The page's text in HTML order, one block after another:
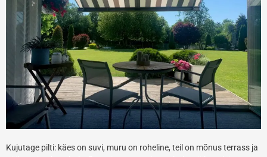
Kujutage pilti: käes on suvi, muru on roheline, teil on mõnus terrass ja